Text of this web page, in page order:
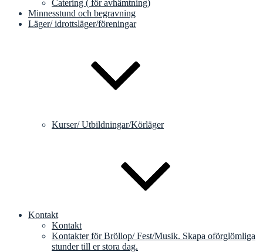
Catering ( för avhämtning)
Minnesstund och begravning
Läger/ idrottsläger/föreningar
Kurser/ Utbildningar/Körläger
Kontakt
Kontakt
Kontakter för Bröllop/ Fest/Musik. Skapa oförglömliga
stunder till er stora dag.